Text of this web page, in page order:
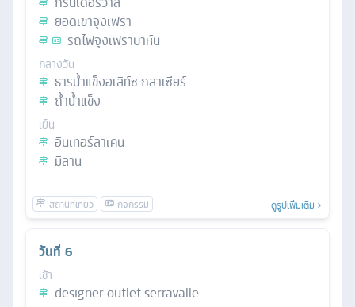
ยอดเขาจุงเฟรา
รถไฟจุงเฟราบาห์น
กลางวัน
ธารน้ำแข็งอเลิท์ซ กลาเซียร์
ถ้ำน้ำแข็ง
เย็น
อินเทอร์ลาเคน
มิลาน
ดูรูปเพิ่มเติม
วันที่ 6
เช้า
designer outlet serravalle